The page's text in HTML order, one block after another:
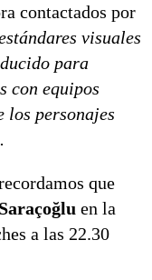
contactados por
visuales
para
con equipos
los personajes
que
Saraçoğlu en la
a las 22.30